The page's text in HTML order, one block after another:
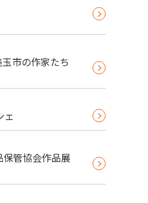
市の作家たち
ェ
保管協会作品展